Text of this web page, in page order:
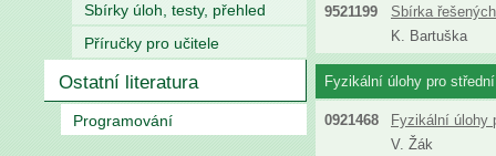
Sbírky úloh, testy, přehled
Příručky pro učitele
Ostatní literatura
Programování
9521199
Sbírka
K. Bartuška
Fyzikální úlohy pro
0921468
Fyzikální úlohy
V. Žák